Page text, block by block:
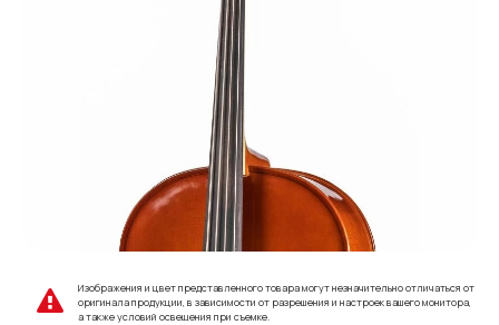
Изображения и цвет представленного товара могут незначительно отличаться от
оригинала продукции, в зависимости от разрешения и настроек вашего монитора,
а также условий освещения при съемке.